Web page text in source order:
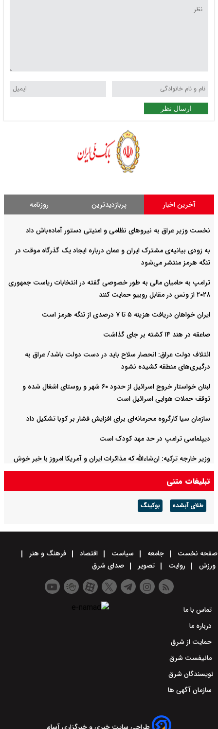
ارسال نظر
آخرین اخبار پربازدیدترین روزنامه
نخست وزیر عراق به نیروهای نظامی و امنیتی دستور آماده‌باش داد
به زودی بیانیه‌ی مشترک ایران و عمان درباره ایجاد یک گذرگاه موقت در
تنگه هرمز منتشر می‌شود
ترامپ به حامیان مالی به طور خصوصی گفته در انتخابات ریاست جمهوری
۲۰۲۸ از ونس در مقابل روبیو حمایت کنند
ایران خواهان دریافت هزینه ۵ تا ۷ درصدی از تنگه هرمز است
صاعقه در هند ۱۴ کشته بر جای گذاشت
ائتلاف دولت عراق: انحصار سلاح باید در دست دولت باشد/ عراق به
درگیری‌های منطقه کشیده نشود
لبنان خواستار خروج اسرائیل از حدود ۶۰ شهر و روستای اشغال شده‌ و
توقف حملات هوایی اسرائیل است
سازمان سیا کارگروه محرمانه‌ای برای افزایش فشار بر کوبا تشکیل داد
دیپلماسی ترامپ در حد مهد کودک است
وزیر خارجه ترکیه: ان‌شاءالله که مذاکرات ایران و آمریکا امروز با خبر خوش
به پایان برسد
تبلیغات متنی
طلای آبشده بوکینگ
صفحه نخست جامعه سیاست اقتصاد
فرهنگ و هنر
ورزش
روایت تصویر صدای شرق
تماس با ما
درباره ما
حمایت از شرق
مانیفست شرق
نویسندگان شرق
سازمان آگهی ها